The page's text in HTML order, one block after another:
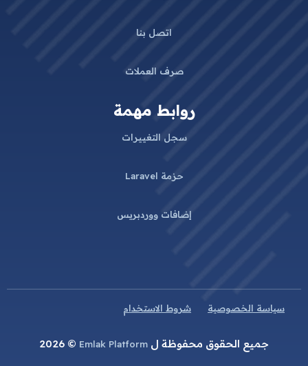
اتصل بنا
صرف العملات
روابط مهمة
سجل التغييرات
حزمة Laravel
إضافات ووردبريس
سياسة الخصوصية شروط الاستخدام
جميع الحقوق محفوظة ل Emlak Platform
© 2026